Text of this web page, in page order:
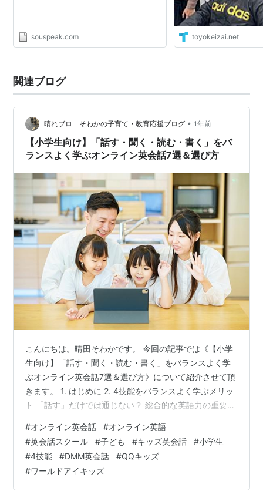
souspeak.com toyokeizai.net
関連ブログ
晴れブロ そわかの子育て・教育応援ブログ • 1年前
【小学生向け】「話す・聞く・読む・書く」をバ
ランスよく学ぶオンライン英会話7選＆選び方
こんにちは。晴田そわかです。 今回の記事では《【小学
生向け】「話す・聞く・読む・書く」をバランスよく学
ぶオンライン英会話7選＆選び方》について紹介させて頂
きます。 1. はじめに 2. 4技能をバランスよく学ぶメリッ
ト 「話す」だけでは通じない？ 総合的な英語力の重要性
む」力は語彙力・文法力を強化し、発話の土台になる
「書く」ことで英語をより深く理解し、表現力が向上す
る 3. オンライン英会話で4技能をバランスよく学ぶ方法
スピーキング（話す）を伸ばすレッスンの特徴 リスニン
#オンライン英会話 #オンライン英語
#英会話スクール #子ども #キッズ英会話 #小学生
#4技能 #DMM英会話 #QQキッズ
#ワールドアイキッズ